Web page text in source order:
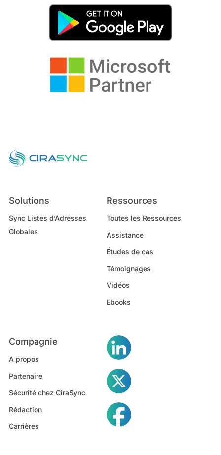
Solutions
Sync Listes d’Adresses
Globales
Ressources
Toutes les Ressources
Assistance
Études de cas
Témoignages
Vidéos
Ebooks
Compagnie
A propos
Partenaire
Sécurité chez CiraSync
Rédaction
Carrières